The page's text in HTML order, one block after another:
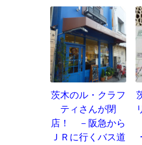
茨木のル・クラフ
ティさんが閉
店！ －阪急から
ＪＲに行くバス道